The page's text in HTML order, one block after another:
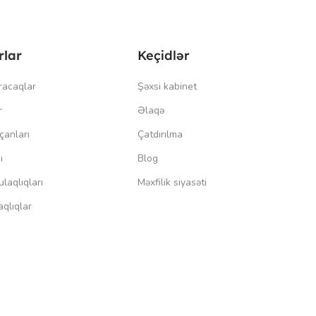
Keçidlər
Şəxsi kabinet
Əlaqə
Çatdırılma
Blog
Məxfilik siyasəti